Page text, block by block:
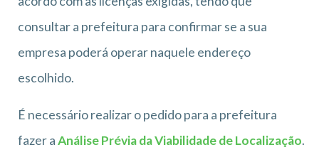
consultar a prefeitura para confirmar se a sua
empresa poderá operar naquele endereço
escolhido.
É necessário realizar o pedido para a prefeitura
fazer aAnálise Prévia da Viabilidade de Localização.